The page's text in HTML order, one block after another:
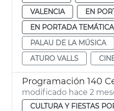
VALENCIA
EN
EN PORTADA TEMÁTICA
PALAU DE LA MÚSICA
ATURO VALLS
modificado hace 2
CULTURA Y FIESTAS